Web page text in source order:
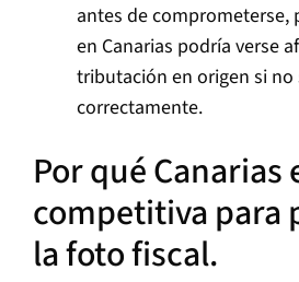
antes de comprometerse,
en Canarias podría verse
tributación en origen si no
correctamente.
Por qué Canarias
competitiva para
la foto fiscal.